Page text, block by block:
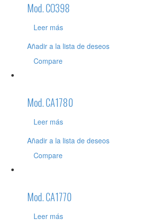
Mod. CO398
Leer más
Añadir a la lista de deseos
Compare
Mod. CA1780
Leer más
Añadir a la lista de deseos
Compare
Mod. CA1770
Leer más